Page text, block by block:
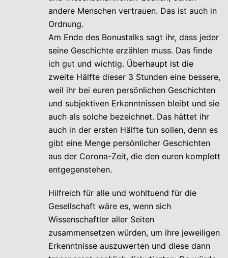
andere Menschen vertrauen. Das ist auch in
Ordnung.
Am Ende des Bonustalks sagt ihr, dass jeder
seine Geschichte erzählen muss. Das finde
ich gut und wichtig. Überhaupt ist die
zweite Hälfte dieser 3 Stunden eine bessere,
weil ihr bei euren persönlichen Geschichten
und subjektiven Erkenntnissen bleibt und sie
auch als solche bezeichnet. Das hättet ihr
auch in der ersten Hälfte tun sollen, denn es
gibt eine Menge persönlicher Geschichten
aus der Corona-Zeit, die den euren komplett
entgegenstehen.
Hilfreich für alle und wohltuend für die
Gesellschaft wäre es, wenn sich
Wissenschaftler aller Seiten
zusammensetzen würden, um ihre jeweiligen
Erkenntnisse auszuwerten und diese dann